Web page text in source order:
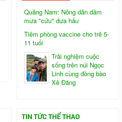
Quảng Nam: Nông dân dầm
mưa "cứu" dưa hấu
Tiêm phòng vaccine cho trẻ 5-
11 tuổi
Trải nghiệm cuộc
sống trên núi Ngọc
Linh cùng đồng bào
Xê Đăng
TIN TỨC THỂ THAO